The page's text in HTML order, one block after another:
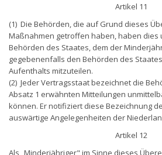
Artikel 11
(1) Die Behörden, die auf Grund dieses
Maßnahmen getroffen haben, haben dies
Behörden des Staates, dem der
gegebenenfalls den Behörden des
Aufenthalts mitzuteilen.
(2) Jeder Vertragsstaat bezeichnet die
Absatz 1 erwähnten Mitteilungen
können. Er notifiziert diese Bezeichnung
auswärtige Angelegenheiten der
Artikel 12
Als „Minderjähriger" im Sinne dieses